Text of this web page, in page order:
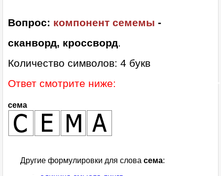
Вопрос: компонент семемы -
сканворд, кроссворд.
Количество символов: 4 букв
Ответ смотрите ниже:
сема
Другие формулировки для слова сема: